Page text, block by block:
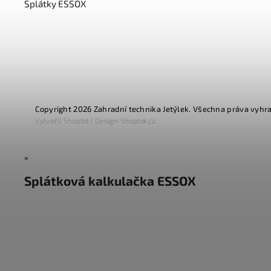
Splátky ESSOX
Copyright 2026 Zahradní technika Jetýlek. Všechna práva
VytvořilShoptet | DesignShoptak.cz
×
Splátková kalkulačka ESSOX